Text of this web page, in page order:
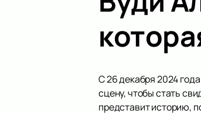
С 26 декабря 2024
сцену, чтобы стать
представит историю,